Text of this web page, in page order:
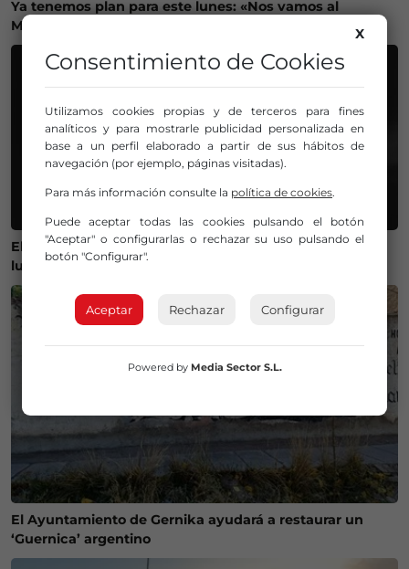
Ya tenemos plan para este lunes: «Nos vamos al
Mercado de San Lorenzo de Getxo»
El Gobierno lanza un visor web para encontrar el mejor
lugar donde ver el eclipse solar del 12 de agosto
El Ayuntamiento de Gernika ayudará a restaurar un
‘Guernica’ argentino
X
Consentimiento de Cookies
Utilizamos cookies propias y de terceros para fines
analíticos y para mostrarle publicidad personalizada en
base a un perfil elaborado a partir de sus hábitos de
navegación (por ejemplo, páginas visitadas).
Para más información consulte la política de cookies.
Puede aceptar todas las cookies pulsando el botón
"Aceptar" o configurarlas o rechazar su uso pulsando el
botón "Configurar".
Aceptar Rechazar Configurar
Powered by Media Sector S.L.